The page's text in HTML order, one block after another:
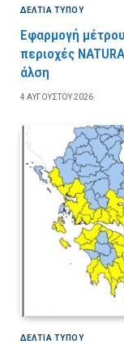
ΔΕΛΤΙΑ ΤΥΠΟΥ
Εφαρμογή
περιοχές
άλση
4 ΑΥΓΟΎΣΤΟΥ 2026
ΔΕΛΤΙΑ ΤΥΠΟΥ